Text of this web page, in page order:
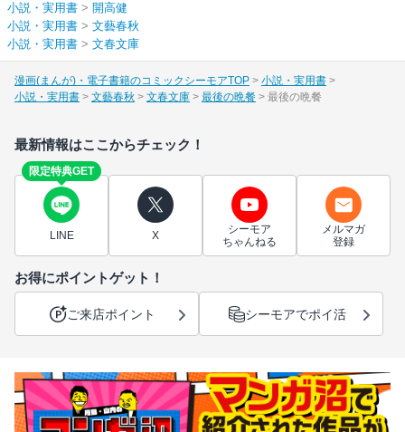
小説・実用書 > 開高健
小説・実用書 > 文藝春秋
小説・実用書 > 文春文庫
漫画(まんが)・電子書籍のコミックシーモアTOP
小説・実用書
小説・実用書
文藝春秋 文春文庫 最後の晩餐 最後の晩餐
最新情報はここからチェック！
限定特典GET
LINE X
シーモア
ちゃんねる
メルマガ
登録
お得にポイントゲット！
ご来店ポイント シーモアでポイ活